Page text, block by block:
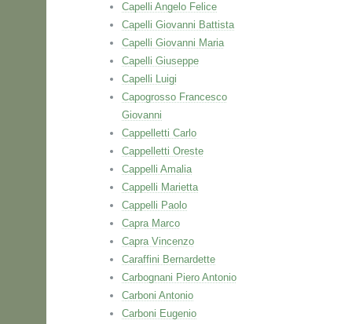
Capelli Angelo Felice
Capelli Giovanni Battista
Capelli Giovanni Maria
Capelli Giuseppe
Capelli Luigi
Capogrosso Francesco
Giovanni
Cappelletti Carlo
Cappelletti Oreste
Cappelli Amalia
Cappelli Marietta
Cappelli Paolo
Capra Marco
Capra Vincenzo
Caraffini Bernardette
Carbognani Piero Antonio
Carboni Antonio
Carboni Eugenio